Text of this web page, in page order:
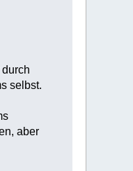
selbst.
aber